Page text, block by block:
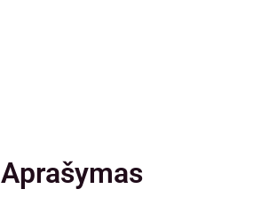
Aprašymas